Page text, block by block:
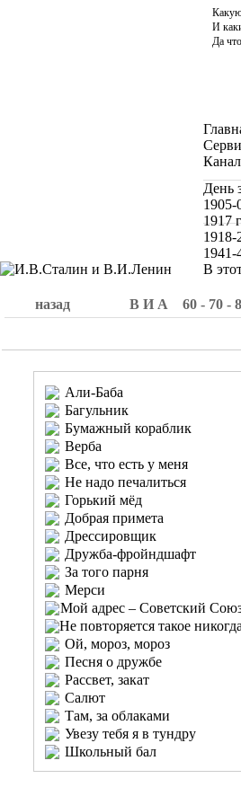
И
Да
День
1905-
1918-
В
назад В И А 60 - 70 -
Али-Баба
Багульник
Бумажный кораблик
Верба
Все, что есть у меня
Не надо печалиться
Горький мёд
Добрая примета
Дрессировщик
Дружба-фройндшафт
За того парня
Мерси
Мой адрес – Советский
Не повторяется такое никогда
Ой, мороз, мороз
Песня о дружбе
Рассвет, закат
Салют
Там, за облаками
Увезу тебя я в тундру
Школьный бал